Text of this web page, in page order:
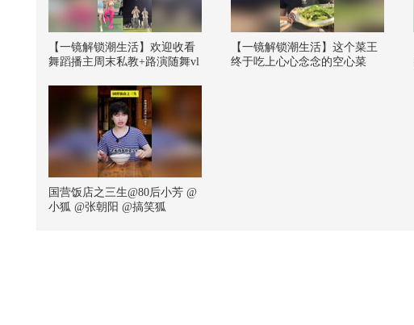
【一镜解锁潮生活】欢迎收看
舞蹈播主周末私教+路演随舞vl
张朝阳 @阿畅酷酷的 @小狐
@努力学习的总结侠 #一不小
心就潮了
【一镜解锁潮生活】这个菜王
终于吃上心心念念的空心菜
国营饭店之三生@80后小芳 @
小狐 @张朝阳 @搞笑狐